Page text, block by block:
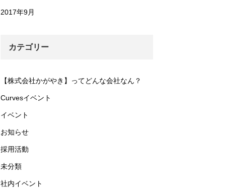
2017年9月
カテゴリー
【株式会社かがやき】ってどんな会社なん？
Curvesイベント
イベント
お知らせ
採用活動
未分類
社内イベント